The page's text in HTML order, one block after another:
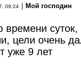
09:24 Мой господин
времени
цели очень
уже 9 лет